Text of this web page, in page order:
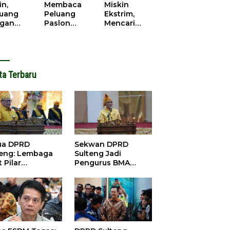
Parigi
Moutong.
Motor
Membaca
Peluang
Paslon
Miskin
Ekstrim,
Mencari
Terbaru
DPRD
Lembaga
Pilar
Sekwan DPRD
Sulteng Jadi
Pengurus BMA
Perkuat Pelestarian
Adat